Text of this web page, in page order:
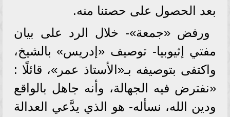
بعد الحصول على حصتنا منه.
ورفض «جمعة»- خلال الرد على بيان
مفتي إثيوبيا- توصيف «إدريس» بالشيخ،
واكتفى بتوصيفه بـ«الأستاذ عمر»، قائلًا :
«نفترض فيه الجهالة، وأنه جاهل بالواقع
ودين الله، نسأله- هو الذي يدَّعي العدالة